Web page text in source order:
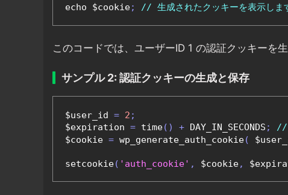
echo $cookie; // 生成されたクッキーを表示しま
このコードでは、ユーザーID 1 の認証クッキーを
サンプル 2: 認証クッキーの生成と保存
$user_id = 2 ;
$expiration = time() + DAY_IN_SECONDS ;
//
$cookie = wp_generate_auth_cookie(
setcookie( 'auth_cookie' , $cookie,